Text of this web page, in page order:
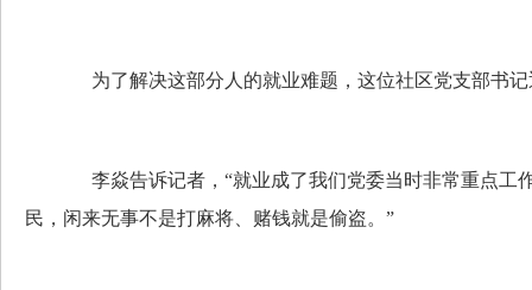
为了解决这部分人的就业难题，这位社区党支部书记
李焱告诉记者，“就业成了我们党委当时非常重点工作
民，闲来无事不是打麻将、赌钱就是偷盗。”